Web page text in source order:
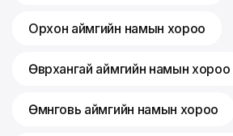
Орхон аймгийн намын хороо
Өвөрхангай аймгийн намын хороо
Өмнөговь аймгийн намын хороо